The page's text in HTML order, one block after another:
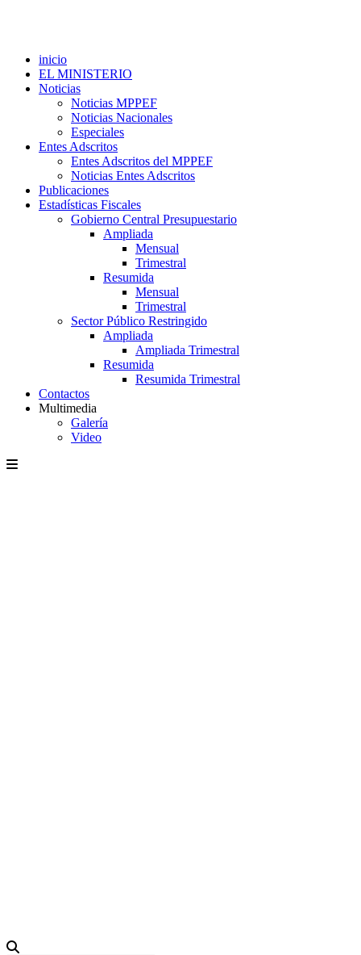
inicio
EL MINISTERIO
Noticias
Noticias MPPEF
Noticias Nacionales
Especiales
Entes Adscritos
Entes Adscritos del MPPEF
Noticias Entes Adscritos
Publicaciones
Estadísticas Fiscales
Gobierno Central Presupuestario
Ampliada
Mensual
Trimestral
Resumida
Mensual
Trimestral
Sector Público Restringido
Ampliada
Ampliada Trimestral
Resumida
Resumida Trimestral
Contactos
Multimedia
Galería
Video